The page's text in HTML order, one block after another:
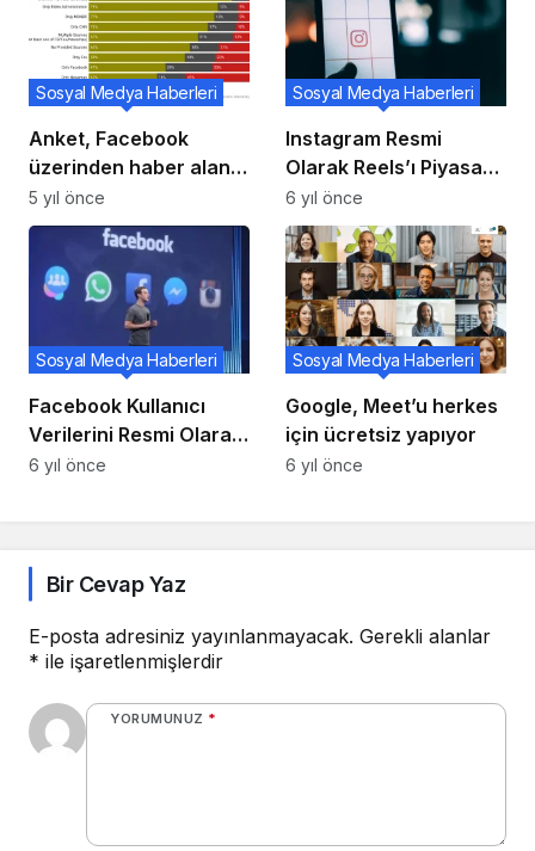
Anket, Facebook
üzerinden haber alan
kişilerin yüzde 25’inin
COVID aşısı
yaptırmayacağını
söylediğini ortaya
koyuyor.
Sosyal Medya Haberleri
5 yıl önce
Instagram Resmi
Olarak Reels’ı Piyasaya
Sundu TikTok Yeni Bir
Rakip Kazandı!
Sosyal Medya Haberleri
6 yıl önce
Facebook Kullanıcı
Verilerini Resmi Olarak
Paylaşıma Açtı!
Sosyal Medya Haberleri
6 yıl önce
Google, Meet’u herkes
için ücretsiz yapıyor
Sosyal Medya Haberleri
6 yıl önce
Bir Cevap Yaz
E-posta adresiniz yayınlanmayacak. Gerekli alanlar
* ile işaretlenmişlerdir
YORUMUNUZ *